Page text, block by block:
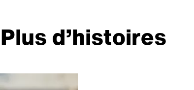
Plus d’histoires